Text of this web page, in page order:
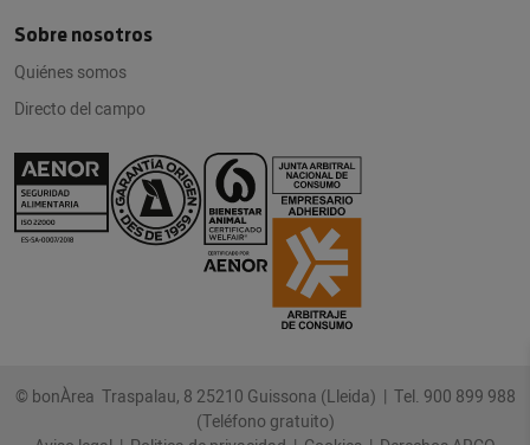
Sobre nosotros
Quiénes somos
Directo del campo
© bonÀrea Traspalau, 8 25210 Guissona (Lleida) | Tel. 900 899 988
(Teléfono gratuito)